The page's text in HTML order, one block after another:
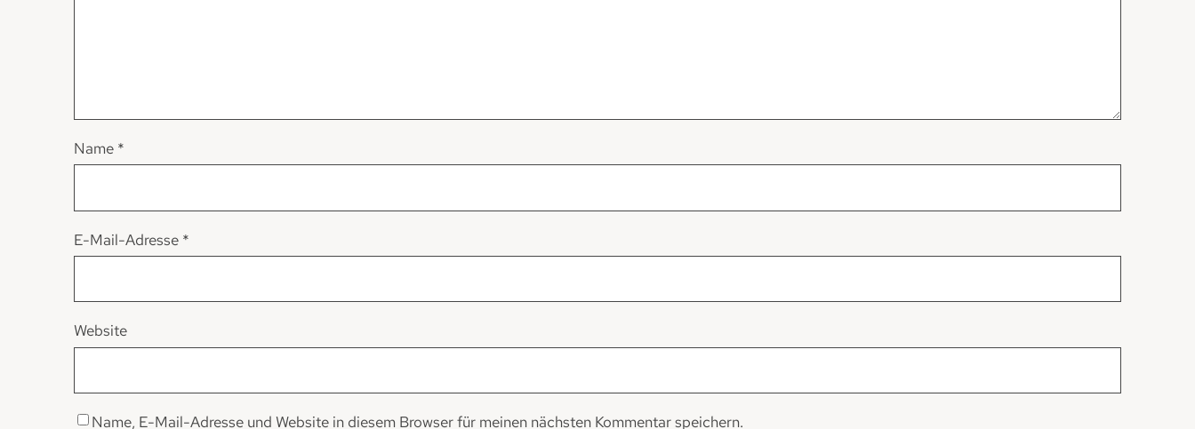
Name *
E-Mail-Adresse *
Website
Name, E-Mail-Adresse und Website in diesem Browser für meinen nächsten Kommentar speichern.